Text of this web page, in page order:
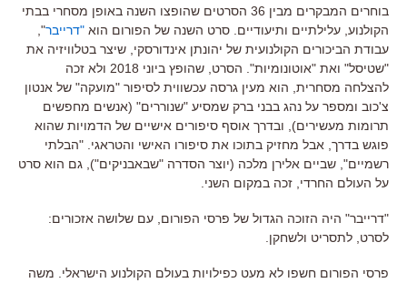
בוחרים המבקרים מבין 36 הסרטים שהופצו השנה באופן מסחרי בבתי
הקולנוע עלילתיים ותיעודיים סרט השנה של הפורום הוא "דרייבר",
עבודת הביכורים הקולנועית של יהונתן אינדורסקי שיצר בטלוויזיה את
"שטיסל" ואת "אוטונומיות". הסרט שהופץ ביוני 2018 ולא זכה
להצלחה מסחרית הוא מעין גרסה עכשווית לסיפור "מועקה" של אנטון
צ'כוב ומספר על נהג בבני ברק שמסיע "שנוררים" (אנשים מחפשים
תרומות מעשירים), ובדרך אוסף סיפורים אישיים של הדמויות שהוא
פוגש בדרך אבל מחזיק בתוכו את סיפורו האישי והטראגי . "הבלתי
רשמיים", שביים אלירן מלכה (יוצר הסדרה "שבאבניקים"), גם הוא סרט
על העולם החרדי זכה במקום השני
"דרייבר" היה הזוכה הגדול של פרסי הפורום עם שלושה אזכורים:
לסרט לתסריט ולשחקן
פרסי הפורום חשפו לא מעט כפילויות בעולם הקולנוע הישראלי
משה